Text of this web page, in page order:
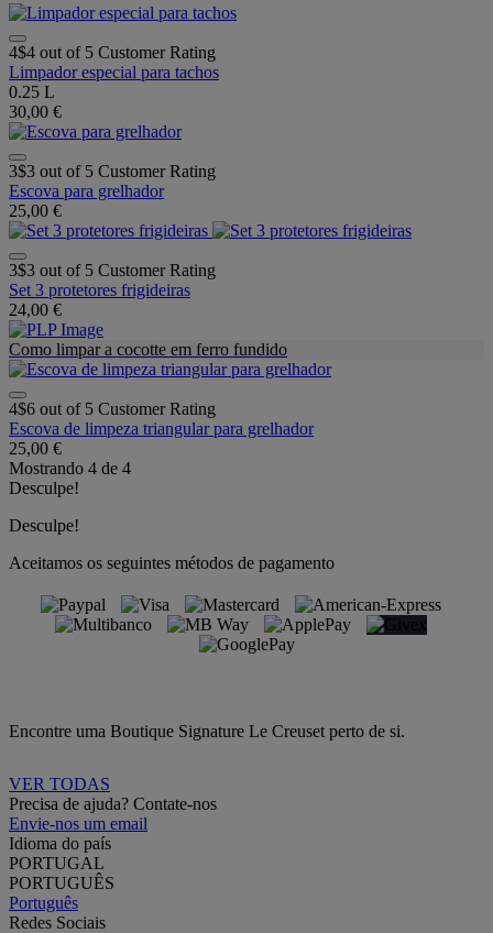
4$4 out of 5 Customer Rating
Limpador especial para tachos
0.25 L
30,00 €
3$3 out of 5 Customer Rating
Escova para grelhador
25,00 €
3$3 out of 5 Customer Rating
Set 3 protetores frigideiras
24,00 €
Como limpar a cocotte em ferro fundido
4$6 out of 5 Customer Rating
Escova de limpeza triangular para grelhador
25,00 €
Mostrando 4 de 4
Desculpe!
Desculpe!
Aceitamos os seguintes métodos de pagamento
Encontre uma Boutique Signature Le Creuset perto de si.
VER TODAS
Precisa de ajuda? Contate-nos
Envie-nos um email
Idioma do país
PORTUGAL
PORTUGUÊS
Português
Redes Sociais